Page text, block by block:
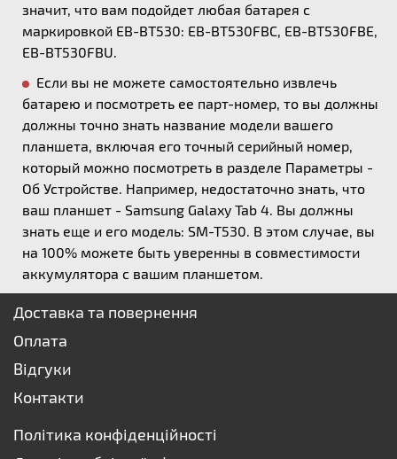
значит, что вам подойдет любая батарея с
маркировкой EB-BT530: EB-BT530FBC, EB-BT530FBE,
EB-BT530FBU.
Если вы не можете самостоятельно извлечь
батарею и посмотреть ее парт-номер, то вы должны
должны точно знать название модели вашего
планшета, включая его точный серийный номер,
который можно посмотреть в разделе Параметры -
Об Устройстве. Например, недостаточно знать, что
ваш планшет - Samsung Galaxy Tab 4. Вы должны
знать еще и его модель: SM-T530. В этом случае, вы
на 100% можете быть уверенны в совместимости
аккумулятора с вашим планшетом.
Доставка та повернення
Оплата
Відгуки
Контакти
Політика конфіденційності